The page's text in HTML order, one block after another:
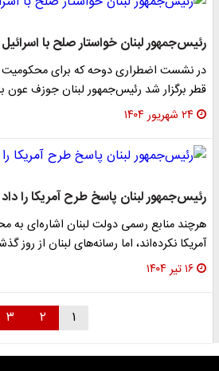
رئیس‌جمهور لبنان خواستار صلح با
در نشست اضطراری دوحه که برای محکومیت
قطر برگزار شد رئیس‌جمهور لبنان جوزف عون
۲۴ شهریور ۱۴۰۴
رئیس‌جمهور لبنان پاسخ طرح آمریکا را داد
هرچند منابع رسمی دولت لبنان اشاره‌ای به
آمریکا نکرده‌اند، اما رسانه‌های لبنان از روز
۱۶ تیر ۱۴۰۴
۱ ۲ ۳